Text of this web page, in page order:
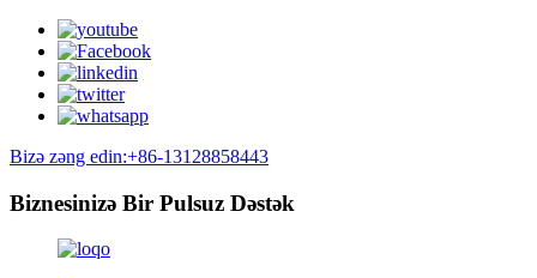
Bizə zəng edin:+86-13128858443
Biznesinizə Bir Pulsuz Dəstək